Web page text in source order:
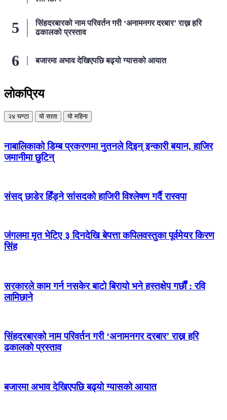
सिंहदरबारको नाम परिवर्तन गरी ‘अनामनगर दरबार’ राख्न हरि
ढकालको प्रस्ताव
बजारमा अभाव देखिएपछि बढ्यो ग्यासको आयात
लोकप्रिय
२४ घण्टा यो साता यो महिना
नाबालिकाको डिम्ब प्रकरणमा नुतनले दिइन् इन्कारी बयान, हाजिर
जमानीमा छुटिन्
संसद् छाडेर हिँड्ने सांसदको हाजिरी विश्लेषण गर्दै रास्वपा
जंगलमा मृत भेटिए ३ दिनदेखि बेपत्ता कपिलवस्तुका पूर्वमेयर किरण
सिंह
सरकारले काम गर्न नसकेर बाटो बिरायो भने हस्तक्षेप गर्छौं : रवि
लामिछाने
सिंहदरबारको नाम परिवर्तन गरी ‘अनामनगर दरबार’ राख्न हरि
ढकालको प्रस्ताव
बजारमा अभाव देखिएपछि बढ्यो ग्यासको आयात